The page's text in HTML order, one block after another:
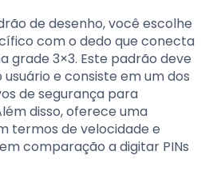
de desenho, você escolhe
com o dedo que conecta
grade 3×3. Este padrão deve
e consiste em um dos
de segurança para
disso, oferece uma
termos de velocidade e
comparação a digitar PINs